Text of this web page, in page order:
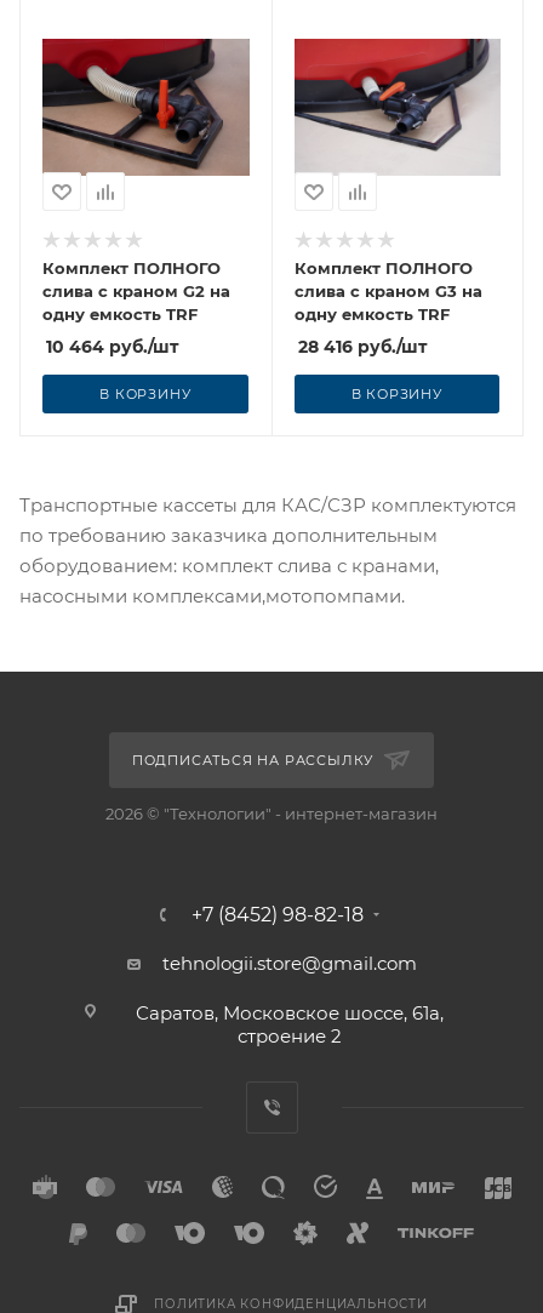
Комплект ПОЛНОГО
слива с краном G2 на
одну емкость TRF
10 464 руб./шт
В КОРЗИНУ
Комплект ПОЛНОГО
слива с краном G3 на
одну емкость TRF
28 416руб./шт
В КОРЗИНУ
Транспортные кассеты для КАС/СЗР комплектуются
по требованию заказчика дополнительным
оборудованием: комплект слива с кранами,
насосными комплексами,мотопомпами.
ПОДПИСАТЬСЯ НА РАССЫЛКУ
2026 © "Технологии" - интернет-магазин
+7 (8452) 98-82-18
tehnologii.store@gmail.com
Саратов, Московское шоссе, 61а,
строение 2
ПОЛИТИКА КОНФИДЕНЦИАЛЬНОСТИ